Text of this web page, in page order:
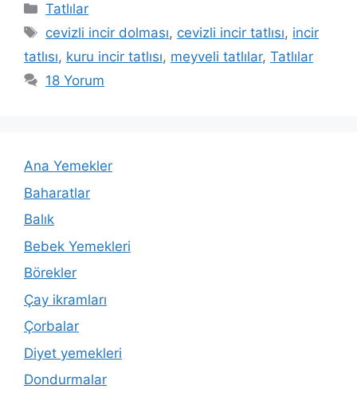
Kategoriler
Tatlılar
Etiketler
cevizli incir dolması, cevizli incir tatlısı, incir
tatlısı, kuru incir tatlısı, meyveli tatlılar, Tatlılar
18 Yorum
Ana Yemekler
Baharatlar
Balık
Bebek Yemekleri
Börekler
Çay ikramları
Çorbalar
Diyet yemekleri
Dondurmalar